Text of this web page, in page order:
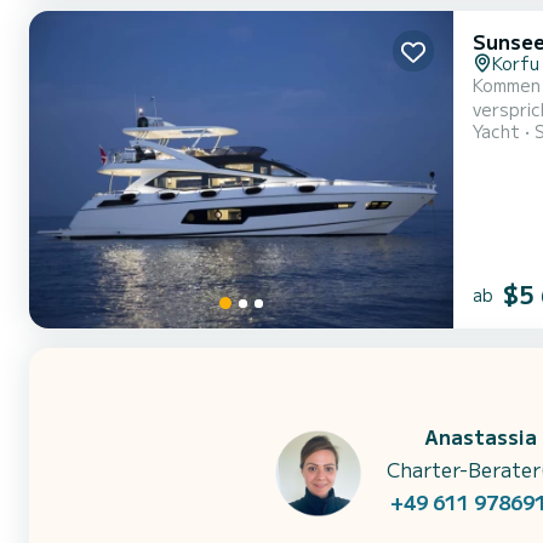
Korfu
Kommen Sie
verspricht hohen Komfort
Yacht
ab $5
Anastassia
Charter-
+49 611